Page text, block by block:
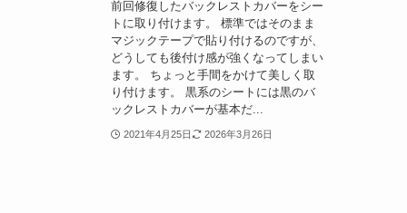
前回修復したバックレストカバーをシー
トに取り付けます。 標準ではそのまま
マジックテープで貼り付けるのですが、
どうしても後付け感が強くなってしまい
ます。 ちょっと手間をかけて美しく取
り付けます。 黒系のシートには黒のバ
ックレストカバーが基本だ...
2021年4月25日 2026年3月26日